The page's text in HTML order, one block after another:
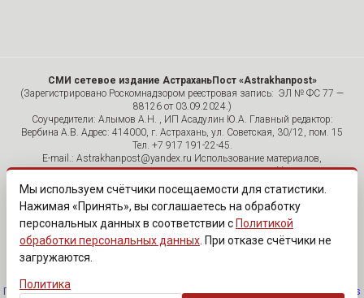
СМИ сетевое издание АстраханьПост «Astrakhanpost»
(Зарегистрировано Роскомнадзором реестровая запись: ЭЛ № ФС 77 —
88126 от 03.09.2024.)
Соучредители: Алымов А.Н. , ИП Асадулин Ю.А. Главный редактор:
Вербина А.В. Адрес: 414000, г. Астрахань, ул. Советская, 30/12, пом. 15
Тел. +7 917 191-22-45.
E-mail.: Astrakhanpost@yandex.ru Использование материалов,
размещенных на страницах сетевого издания «Astrakhanpost»,
допускается исключительно с указанием источника и публикацией
активной гиперссылки на портал Astrakhanpost.ru. Комментарии
читателей сайта размещаются без предварительного редактирования.
Редакция оставляет за собой право удалить их с сайта или
отредактировать, если указанные сообщения нарушают законы РФ.
«САЙТ ПРЕДНАЗНАЧЕН ДЛЯ АУДИТОРИИ 18+»
Политика обработки персональных данных·Изменить согласие на cookies
Мы используем счётчики посещаемости для статистики.
Нажимая «Принять», вы соглашаетесь на обработку
персональных данных в соответствии с Политикой
обработки персональных данных . При отказе счётчики не
загружаются.
Политика